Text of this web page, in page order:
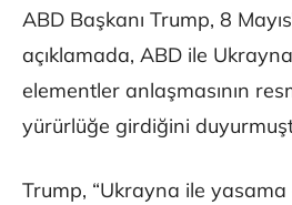
ABD Başkanı Trump, 8
açıklamada, ABD ile
elementler anlaşmasının
yürürlüğe girdiğini
Trump, “Ukrayna ile yasama